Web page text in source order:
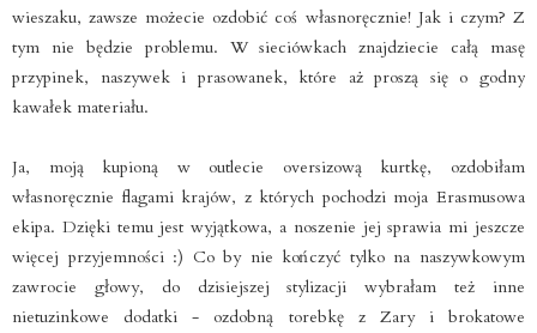
wieszaku, zawsze możecie ozdobić coś własnoręcznie! Jak i czym? Z
tym nie będzie problemu. W sieciówkach znajdziecie całą masę
przypinek, naszywek i prasowanek, które aż proszą się o godny
kawałek materiału.
Ja, moją kupioną w outlecie oversizową kurtkę, ozdobiłam
własnoręcznie flagami krajów, z których pochodzi moja Erasmusowa
ekipa. Dzięki temu jest wyjątkowa, a noszenie jej sprawia mi jeszcze
więcej przyjemności :) Co by nie kończyć tylko na naszywkowym
zawrocie głowy, do dzisiejszej stylizacji wybrałam też inne
nietuzinkowe dodatki - ozdobną torebkę z Zary i brokatowe